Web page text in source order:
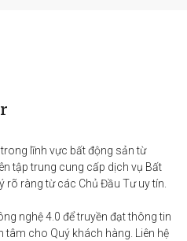
lĩnh vực bất động sản từ
tập trung cung cấp dịch vụ Bất
rõ ràng từ các Chủ Đầu Tư uy tín.
nghệ 4.0 để truyền đạt thông tin
tâm cho Quý khách hàng. Liên hệ